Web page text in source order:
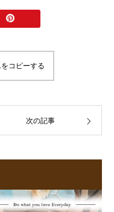
コピーする
次の記事